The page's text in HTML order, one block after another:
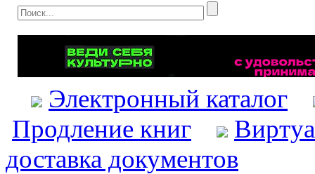
Электронный каталог
Продление книг
доставка документов